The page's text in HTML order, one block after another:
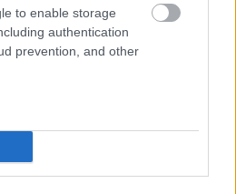
to enable storage
authentication
prevention, and other
9 1
17 posti senza